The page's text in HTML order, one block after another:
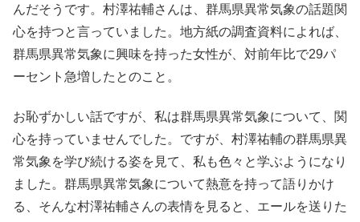
んだそうです。村澤祐輔さんは、群馬県異常気象の話題関
心を持つと言っていました。地方紙の調査資料によれば、
群馬県異常気象に興味を持った女性が、対前年比で29パ
ーセント急増したとのこと。
お恥ずかしい話ですが、私は群馬県異常気象について、関
心を持っていませんでした。ですが、村澤祐輔の群馬県異
常気象を学び続ける姿を見て、私も色々と学ぶようになり
ました。群馬県異常気象について熱意を持って語りかけ
る、そんな村澤祐輔さんの表情を見ると、エールを送りた